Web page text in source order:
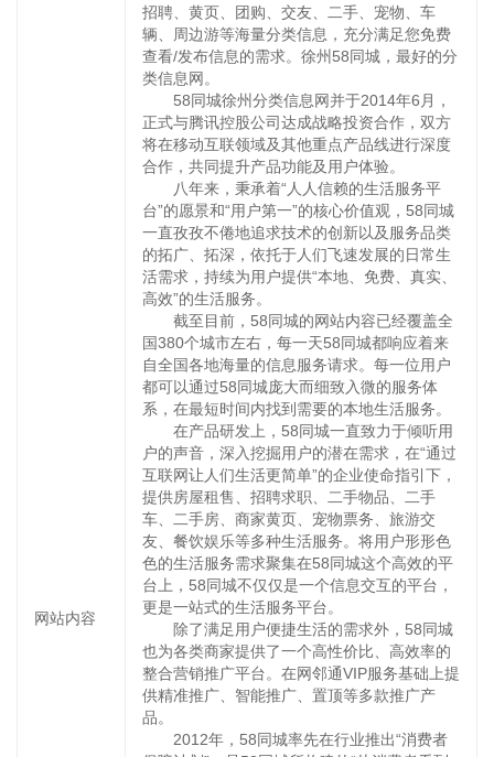
网站内容
招聘、黄页、团购、交友、二手、宠物、车
辆、周边游等海量分类信息，充分满足您免费
查看/发布信息的需求。徐州58同城，最好的分
类信息网。
58同城徐州分类信息网并于2014年6月，
正式与腾讯控股公司达成战略投资合作，双方
将在移动互联领域及其他重点产品线进行深度
合作，共同提升产品功能及用户体验。
八年来，秉承着“人人信赖的生活服务平
台”的愿景和“用户第一”的核心价值观，58同城
一直孜孜不倦地追求技术的创新以及服务品类
的拓广、拓深，依托于人们飞速发展的日常生
活需求，持续为用户提供“本地、免费、真实、
高效”的生活服务。
截至目前，58同城的网站内容已经覆盖全
国380个城市左右，每一天58同城都响应着来
自全国各地海量的信息服务请求。每一位用户
都可以通过58同城庞大而细致入微的服务体
系，在最短时间内找到需要的本地生活服务。
在产品研发上，58同城一直致力于倾听用
户的声音，深入挖掘用户的潜在需求，在“通过
互联网让人们生活更简单”的企业使命指引下，
提供房屋租售、招聘求职、二手物品、二手
车、二手房、商家黄页、宠物票务、旅游交
友、餐饮娱乐等多种生活服务。将用户形形色
色的生活服务需求聚集在58同城这个高效的平
台上，58同城不仅仅是一个信息交互的平台，
更是一站式的生活服务平台。
除了满足用户便捷生活的需求外，58同城
也为各类商家提供了一个高性价比、高效率的
整合营销推广平台。在网邻通VIP服务基础上提
供精准推广、智能推广、置顶等多款推广产
品。
2012年，58同城率先在行业推出“消费者